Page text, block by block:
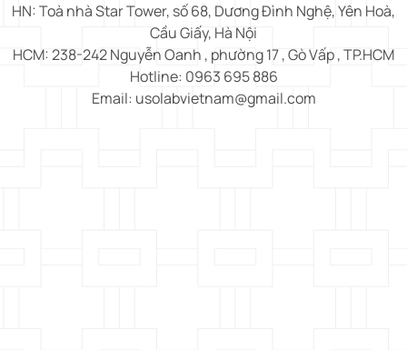
HN: Toà nhà Star Tower, số 68, Dương Đình Nghệ, Yên Hoà,
Cầu Giấy, Hà Nội
HCM: 238-242 Nguyễn Oanh , phường 17 , Gò Vấp , TP.HCM
Hotline: 0963 695 886
Email: usolabvietnam@gmail.com